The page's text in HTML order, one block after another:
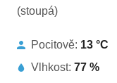
(stoupá)
Pocitově: 13 °C
Vlhkost: 77 %